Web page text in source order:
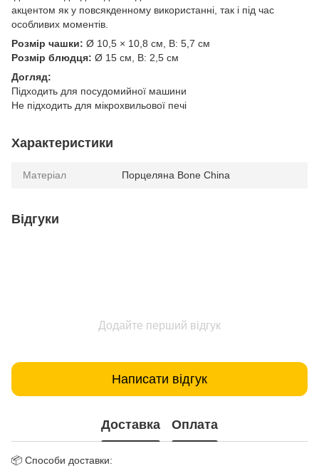
акцентом як у повсякденному використанні, так і під час
особливих моментів.
Розмір чашки: Ø 10,5 × 10,8 см, В: 5,7 см
Розмір блюдця: Ø 15 см, В: 2,5 см
Догляд:
Підходить для посудомийної машини
Не підходить для мікрохвильової печі
Характеристики
Матеріал Порцеляна Bone China
Відгуки
Додайте перший відгук
Написати відгук
Доставка Оплата
📦 Способи доставки: